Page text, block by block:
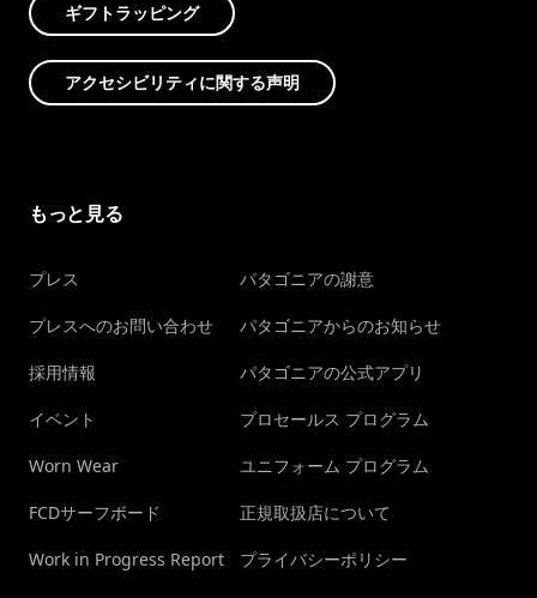
ギフトラッピング
アクセシビリティに関する声明
もっと見る
プレス
プレスへのお問い合わせ
採用情報
イベント
Worn Wear
FCDサーフボード
Work in Progress Report
パタゴニアの謝意
パタゴニアからのお知らせ
パタゴニアの公式アプリ
プロセールス プログラム
ユニフォーム プログラム
正規取扱店について
プライバシーポリシー